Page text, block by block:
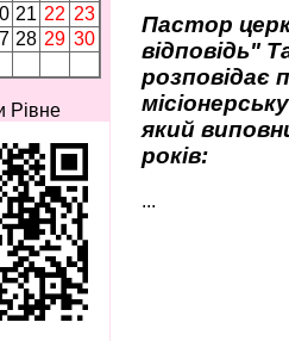
21 22 23
28 29 30
Рівне
Пастор
відповідь"
розповідає
який
років:
...